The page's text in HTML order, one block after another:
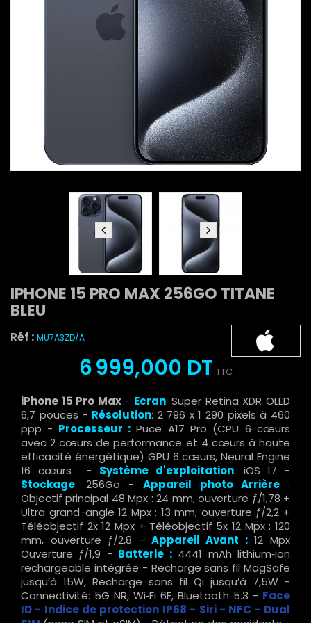
IPHONE 15 PRO MAX 256GO TITANE
BLEU
Réf : MU7A3ZD/A
6 999,000 DT TTC
iPhone 15 Pro Max - Ecran: Super Retina XDR OLED
6,7 pouces - Résolution: 2 796 x 1 290 pixels à 460
ppp - Processeur : Puce A17 Pro (CPU 6 cœurs
avec 2 cœurs de performance et 4 cœurs à haute
efficacité énergétique) GPU 6 cœurs, Neural Engine
16 cœurs - Système d'exploitation: iOS 17 -
Stockage: 256Go - Appareil photo Arrière :
Objectif principal 48 Mpx : 24 mm, ouverture ƒ/1,78 +
Ultra grand-angle 12 Mpx : 13 mm, ouverture ƒ/2,2 +
Téléobjectif 2x 12 Mpx + Téléobjectif 5x 12 Mpx : 120
mm, ouverture ƒ/2,8 - Appareil Avant :12 Mpx
Ouverture ƒ/1,9 - Batterie :4441 mAh lithium‑ion
rechargeable intégrée - Recharge sans fil MagSafe
jusqu’à 15W, Recharge sans fil Qi jusqu’à 7,5W -
Connectivité: 5G NR, Wi‑Fi 6E, Bluetooth 5.3 - Face
ID - Indice de protection IP68 - Siri - NFC - Dual